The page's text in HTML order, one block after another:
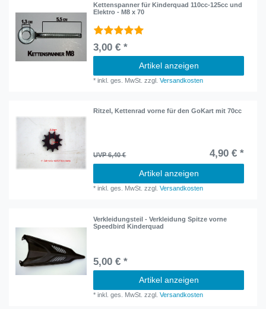
Kettenspanner für Kinderquad 110cc-125cc und
Elektro - M8 x 70
3,00 € *
Artikel anzeigen
*inkl. ges. MwSt. zzgl.Versandkosten
Ritzel, Kettenrad vorne für den GoKart mit 70cc
UVP 6,40 € 4,90 € *
Artikel anzeigen
*inkl. ges. MwSt. zzgl.Versandkosten
Verkleidungsteil - Verkleidung Spitze vorne
Speedbird Kinderquad
5,00 € *
Artikel anzeigen
*inkl. ges. MwSt. zzgl.Versandkosten